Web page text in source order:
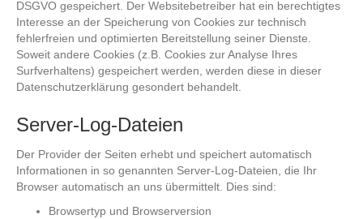
DSGVO gespeichert. Der Websitebetreiber hat ein berechtigtes
Interesse an der Speicherung von Cookies zur technisch
fehlerfreien und optimierten Bereitstellung seiner Dienste.
Soweit andere Cookies (z.B. Cookies zur Analyse Ihres
Surfverhaltens) gespeichert werden, werden diese in dieser
Datenschutzerklärung gesondert behandelt.
Server-Log-Dateien
Der Provider der Seiten erhebt und speichert automatisch
Informationen in so genannten Server-Log-Dateien, die Ihr
Browser automatisch an uns übermittelt. Dies sind:
Browsertyp und Browserversion